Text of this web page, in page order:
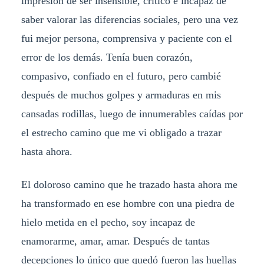
saber valorar las diferencias sociales, pero una vez
fui mejor persona, comprensiva y paciente con el
error de los demás. Tenía buen corazón,
compasivo, confiado en el futuro, pero cambié
después de muchos golpes y armaduras en mis
cansadas rodillas, luego de innumerables caídas por
el estrecho camino que me vi obligado a trazar
hasta ahora.
El doloroso camino que he trazado hasta ahora me
ha transformado en ese hombre con una piedra de
hielo metida en el pecho, soy incapaz de
enamorarme, amar, amar. Después de tantas
decepciones lo único que quedó fueron las huellas